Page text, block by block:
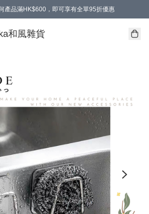
品滿HK$600，即可享有全單95折優惠
送，單一訂單消費購物滿HK$680(折扣後），可享有
和風雜貨